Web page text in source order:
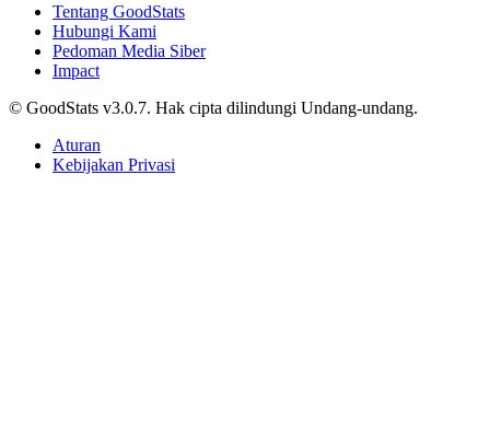
Tentang GoodStats
Hubungi Kami
Pedoman Media Siber
Impact
© GoodStats v3.0.7. Hak cipta dilindungi Undang-undang.
Aturan
Kebijakan Privasi